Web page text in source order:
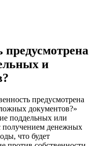
предусмотрена
и
предусмотрена
документов?»
поддельных или
получением денежных
что будет